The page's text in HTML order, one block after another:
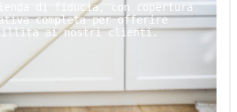
di fiducia, con copertura
completa per offerire
ai nostri clienti.